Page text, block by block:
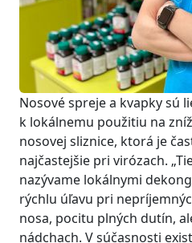
Nosové spreje a kvapky sú
k lokálnemu použitiu na
nosovej sliznice, ktorá je
najčastejšie pri virózach.
nazývame lokálnymi
rýchlu úľavu pri
nosa, pocitu plných dutín,
nádchach. V súčasnosti